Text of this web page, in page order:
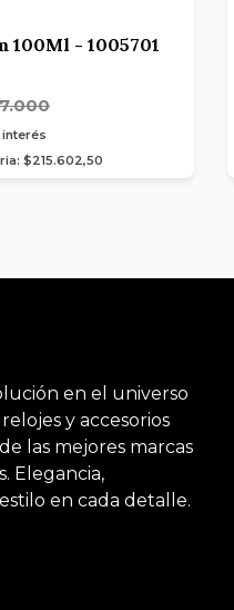
100Ml - 1005701
$215.602,50
en el universo
y accesorios
las mejores marcas
Elegancia,
en cada detalle.